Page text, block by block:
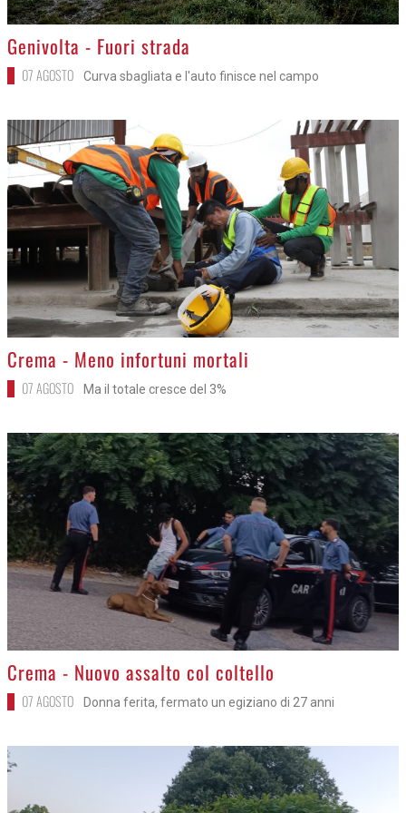
>
Genivolta - Fuori strada
07 AGOSTO Curva sbagliata e l'auto finisce nel campo
>
Crema - Meno infortuni mortali
07 AGOSTO Ma il totale cresce del 3%
>
Crema - Nuovo assalto col coltello
07 AGOSTO Donna ferita, fermato un egiziano di 27 anni